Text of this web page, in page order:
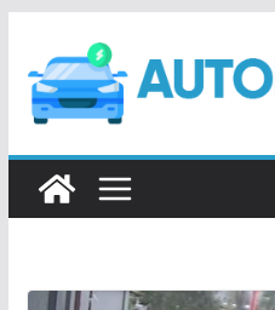
treści